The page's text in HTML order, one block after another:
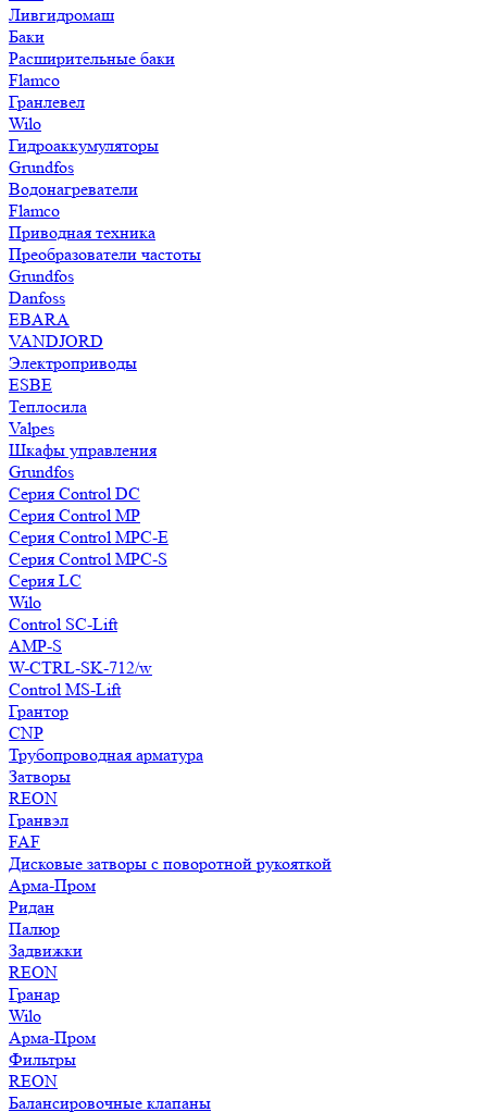
Ливгидромаш
Баки
Расширительные баки
Flamco
Гранлевел
Wilo
Гидроаккумуляторы
Grundfos
Водонагреватели
Flamco
Приводная техника
Преобразователи частоты
Grundfos
Danfoss
EBARA
VANDJORD
Электроприводы
ESBE
Теплосила
Valpes
Шкафы управления
Grundfos
Серия Control DC
Серия Control MP
Серия Control MPC-E
Серия Control MPC-S
Серия LC
Wilo
Control SC-Lift
AMP-S
W-CTRL-SK-712/w
Control MS-Lift
Грантор
CNP
Трубопроводная арматура
Затворы
REON
Гранвэл
FAF
Дисковые затворы с поворотной рукояткой
Арма-Пром
Ридан
Палюр
Задвижки
REON
Гранар
Wilo
Арма-Пром
Фильтры
REON
Балансировочные клапаны